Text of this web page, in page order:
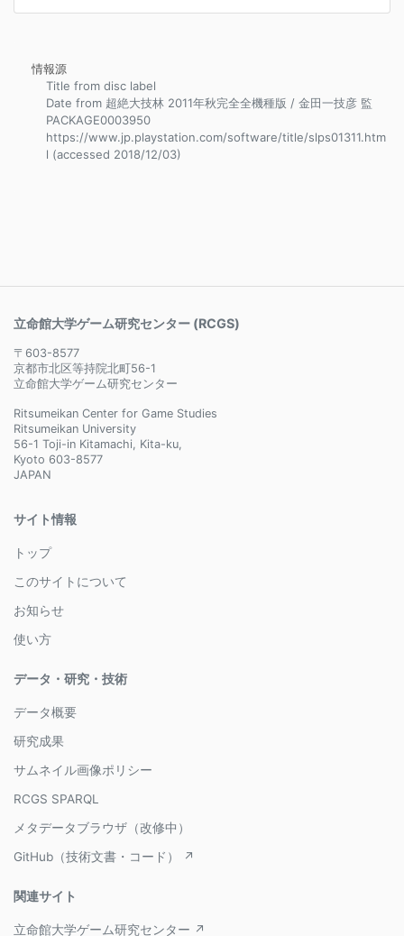
情報源
Title from disc label
Date from 超絶大技林 2011年秋完全全機種版 / 金田一技彦 監
PACKAGE0003950
https://www.jp.playstation.com/software/title/slps01311.htm
l (accessed 2018/12/03)
立命館大学ゲーム研究センター (RCGS)
〒603-8577
京都市北区等持院北町56-1
立命館大学ゲーム研究センター
Ritsumeikan Center for Game Studies
Ritsumeikan University
56-1 Toji-in Kitamachi, Kita-ku,
Kyoto 603-8577
JAPAN
サイト情報
トップ
このサイトについて
お知らせ
使い方
データ・研究・技術
データ概要
研究成果
サムネイル画像ポリシー
RCGS SPARQL
メタデータブラウザ（改修中）
GitHub（技術文書・コード） ↗
関連サイト
立命館大学ゲーム研究センター ↗